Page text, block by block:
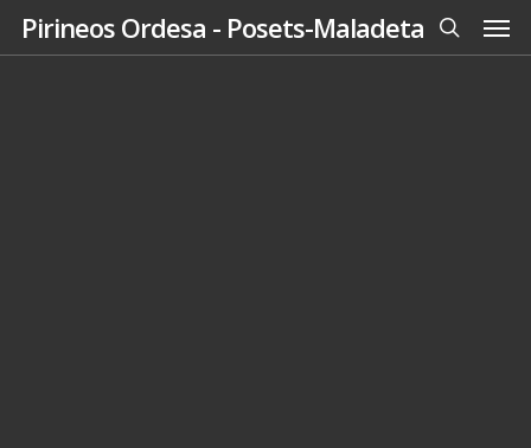
SkipPirineos Ordesa - Posets-Maladeta
search